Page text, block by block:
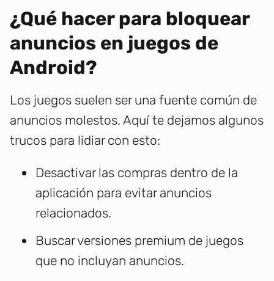
¿Qué hacer para bloquear
anuncios en juegos de
Android?
Los juegos suelen ser una fuente común de
anuncios molestos. Aquí te dejamos algunos
trucos para lidiar con esto:
Desactivar las compras dentro de la
aplicación para evitar anuncios
relacionados.
Buscar versiones premium de juegos
que no incluyan anuncios.